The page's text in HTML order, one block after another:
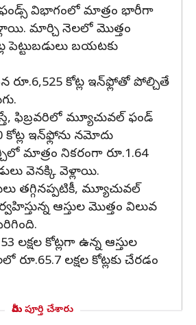
విభాగంలో మాత్రం భారీగా
మార్చి నెలలో మొత్తం
పెట్టుబడులు బయటకు
కోట్ల ఇన్‌ఫ్లోతో పోల్చితే
ఫిబ్రవరిలో మ్యూచువల్ ఫండ్
కోట్ల ఇన్‌ఫ్లోను నమోదు
మాత్రం నికరంగా రూ.1.64
వెనక్కి వెళ్లాయి.
తగ్గినప్పటికీ, మ్యూచువల్
ఆస్తుల మొత్తం విలువ
లక్షల కోట్లగా ఉన్న ఆస్తుల
లక్షల కోట్లకు చేరడం
మీరు పూర్తి చేశారు